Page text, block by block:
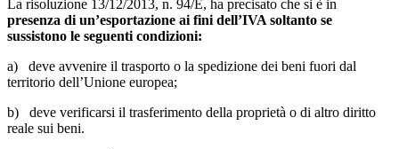
La risoluzione 13/12/2013, n. 94/E, ha precisato che si è in
presenza di un’esportazione ai fini dell’IVA soltanto se
sussistono le seguenti condizioni:
a) deve avvenire il trasporto o la spedizione dei beni fuori dal
territorio dell’Unione europea;
b) deve verificarsi il trasferimento della proprietà o di altro diritto
reale sui beni.